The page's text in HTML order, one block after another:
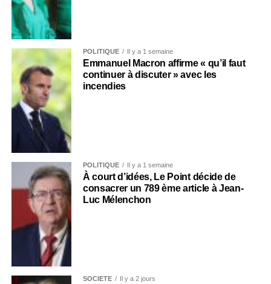
POLITIQUE Il y a 1 semaine
Emmanuel Macron affirme « qu’il faut
continuer à discuter » avec les
incendies
POLITIQUE Il y a 1 semaine
À court d’idées, Le Point décide de
consacrer un 789 ème article à Jean-
Luc Mélenchon
SOCIÉTÉ Il y a 2 jours